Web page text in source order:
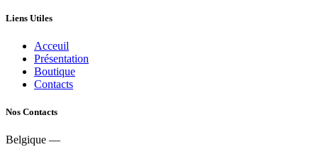
Liens Utiles
Acceuil
Présentation
Boutique
Contacts
Nos Contacts
Belgique —